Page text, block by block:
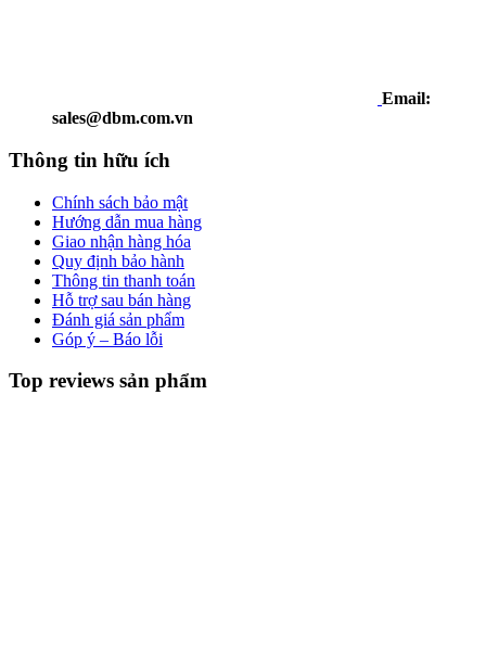
Email:
sales@dbm.com.vn
Thông tin hữu ích
Chính sách bảo mật
Hướng dẫn mua hàng
Giao nhận hàng hóa
Quy định bảo hành
Thông tin thanh toán
Hỗ trợ sau bán hàng
Đánh giá sản phẩm
Góp ý – Báo lỗi
Top reviews sản phẩm